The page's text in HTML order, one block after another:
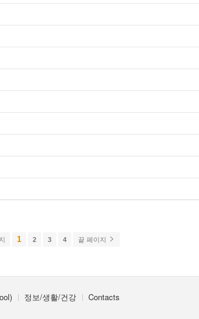
1 2 3 4 끝 페이지
정보/생활/건강 Contacts